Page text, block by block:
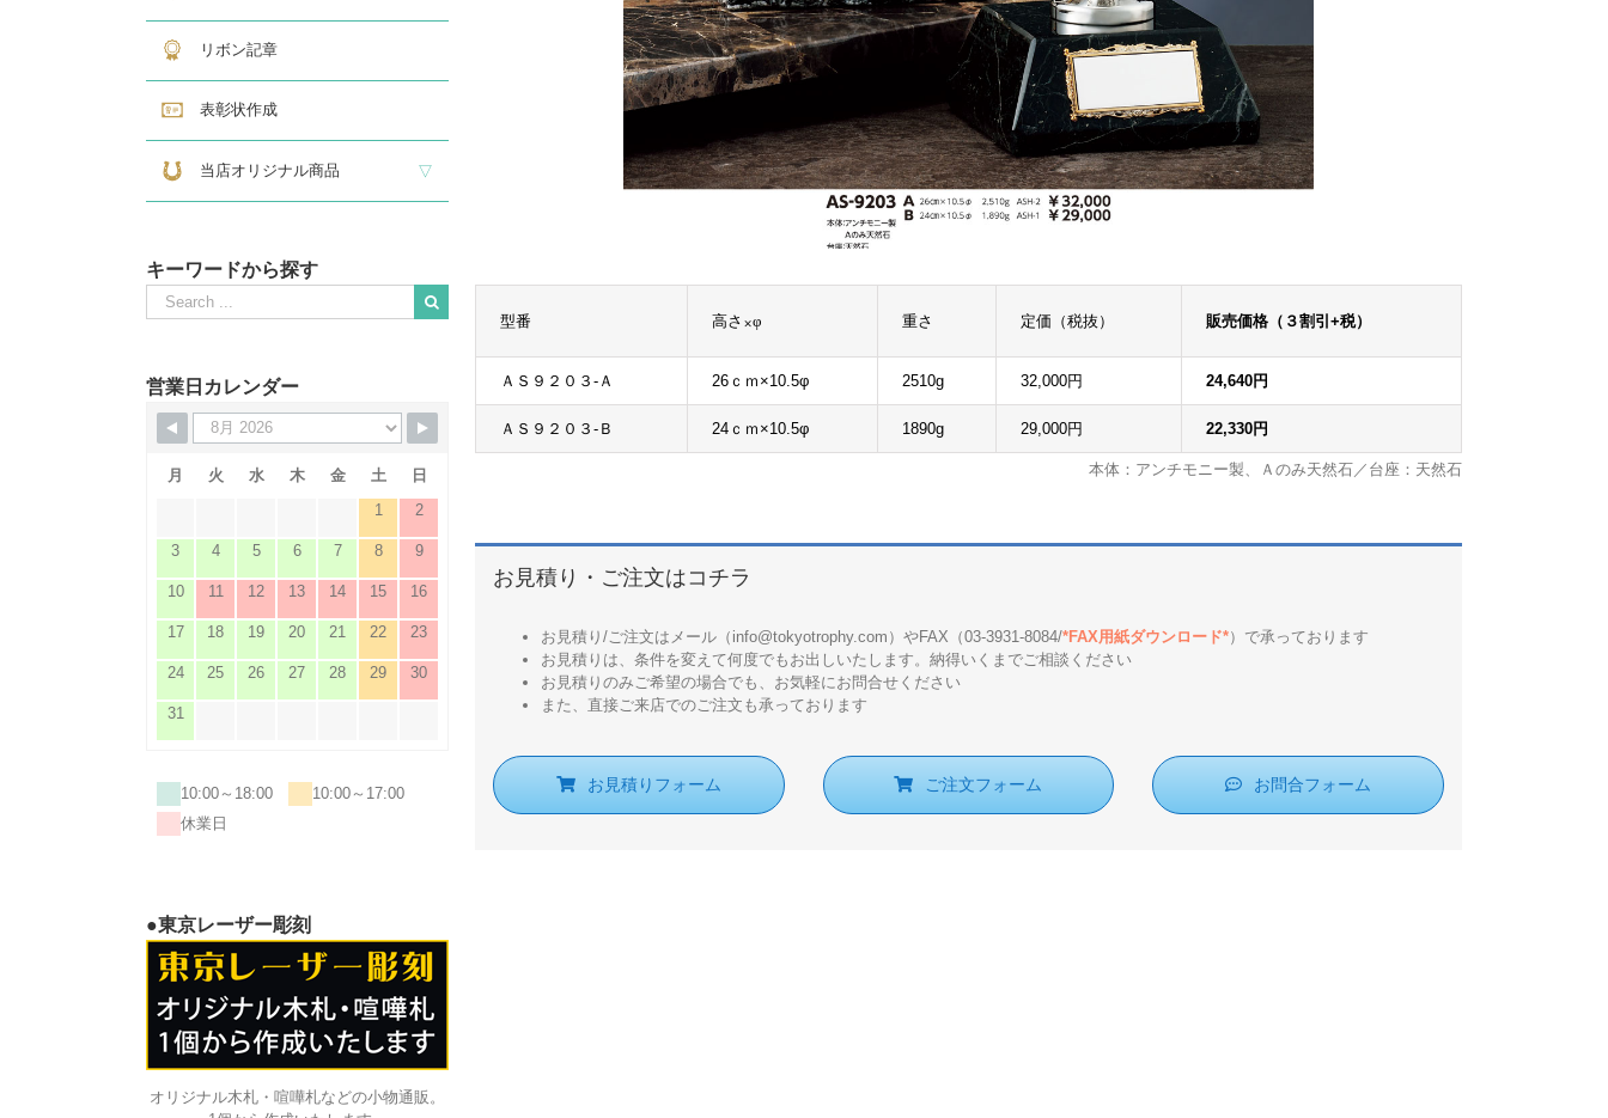
型番 高さ×φ 重さ 定価（税抜） 販売価格（３割引+税）
ＡＳ９２０３-Ａ 26ｃｍ×10.5φ 2510g 32,000円 24,640円
ＡＳ９２０３-Ｂ 24ｃｍ×10.5φ 1890g 29,000円 22,330円
本体：アンチモニー製、Ａのみ天然石／台座：天然石
お見積り・ご注文はコチラ
お見積り/ご注文はメール（info@tokyotrophy.com）やFAX（03-3931-8084/*FAX用紙ダウンロード*）で承っております
お見積りは、条件を変えて何度でもお出しいたします。納得いくまでご相談ください
お見積りのみご希望の場合でも、お気軽にお問合せください
また、直接ご来店でのご注文も承っております
お見積りフォーム ご注文フォーム お問合フォーム
リボン記章
表彰状作成
当店オリジナル商品
キーワードから探す
Search
for:
When autocomplete results are available use up and down arrows to review and enter to go to the desired page. Touch device users, explore by touch or with swipe gestures.
営業日カレンダー
月 火 水 木 金 土
日
1
2
3 4 5 6 7 8 9
10 11 12 13 14 15 16
17 18 19 20 21 22 23
24 25 26 27 28 29 30
31
10:00～18:00
10:00～17:00
休業日
●東京レーザー彫刻
オリジナル木札・喧嘩札などの小物通販。